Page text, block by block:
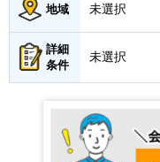
地域 未選択
詳細
条件
未選択